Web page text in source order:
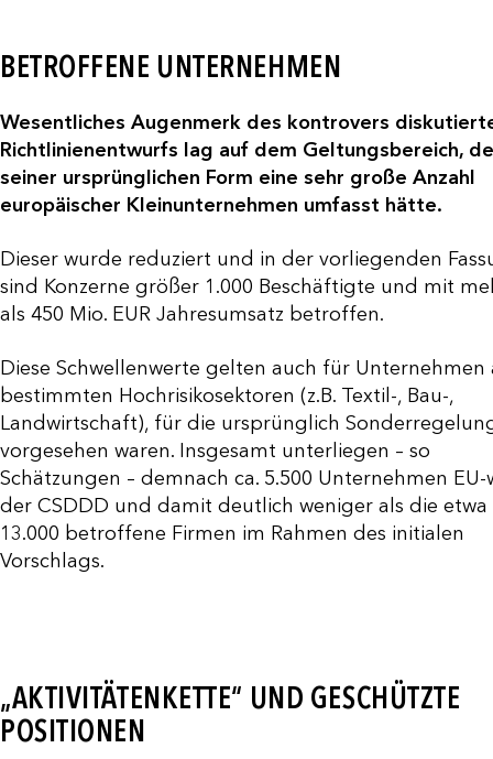
BETROFFENE UNTERNEHMEN
Wesentliches Augenmerk des kontrovers
Richtlinienentwurfs lag auf dem Geltungsbereich,
seiner ursprünglichen Form eine sehr große Anzahl
europäischer Kleinunternehmen umfasst hätte.
Dieser wurde reduziert und in der vorliegenden
sind Konzerne größer 1.000 Beschäftigte und mit
als 450 Mio. EUR Jahresumsatz betroffen.
Diese Schwellenwerte gelten auch für Unternehmen
bestimmten Hochrisikosektoren (z.B. Textil-, Bau-,
Landwirtschaft), für die ursprünglich
vorgesehen waren. Insgesamt unterliegen – so
Schätzungen – demnach ca. 5.500 Unternehmen EU-
der CSDDD und damit deutlich weniger als die etwa
13.000 betroffene Firmen im Rahmen des initialen
Vorschlags.
„AKTIVITÄTENKETTE“ UND GESCHÜTZTE
POSITIONEN